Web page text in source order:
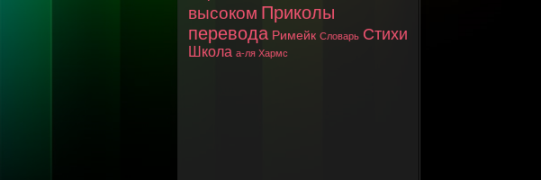
высоком Приколы
перевода Римейк Словарь Стихи
Школа а-ля Хармс